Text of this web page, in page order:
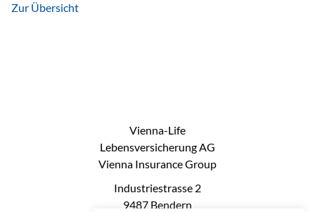
Zur Übersicht
Vienna-Life
Lebensversicherung AG
Vienna Insurance Group
Industriestrasse 2
9487 Bendern